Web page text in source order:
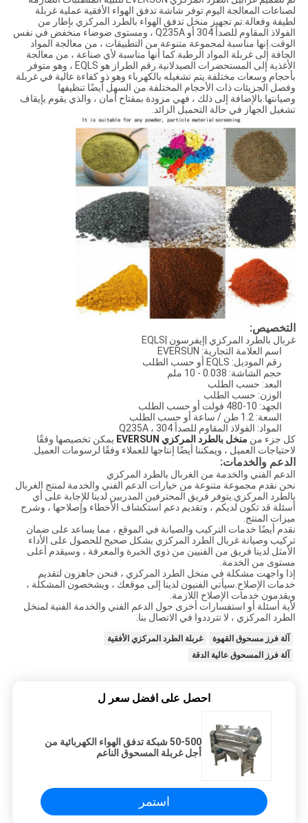
لصناعات المعالجة اليوم.توفر شاشة تدفق الهواء الأفقية عملية غربلة
لطيفة وفعالة.تم تجهيز منخل تدفق الهواء بالطرد المركزي بإطار من
الفولاذ المقاوم للصدأ 304 أو Q235A ، ومستوى ضوضاء منخفض في نفس
الوقت.إنها مناسبة لمجموعة متنوعة من التطبيقات ، من معالجة المواد
الجافة إلى غربلة المواد الرطبة.كما أنها مناسبة لأي صناعة ، من معالجة
الأغذية إلى المستحضرات الصيدلانية.رقم الطراز هو EQLS ، وهو متوفر
بأحجام وسعات مختلفة.يتم تشغيله بالكهرباء وهو ذو كفاءة عالية في غربلة
وفصل الجزيئات ذات الأحجام المختلفة.من السهل أيضًا تنظيفها
وصيانتها.بالإضافة إلى ذلك ، فهي مزودة بمفتاح أمان ، والذي يقوم بإيقاف
تشغيل الجهاز في حالة التحميل الزائد.
التخصيص:
غربال بالطرد المركزي |إيفرسون |EQLS
اسم العلامة التجارية: EVERSUN
رقم الموديل: EQLS أو حسب الطلب
حجم الشاشة: 0.038 - 10 ملم
البعد: حسب الطلب
الوزن: حسب الطلب
الجهد: 10-480 فولت أو حسب الطلب
السعة: 1.2 طن / ساعة أو حسب الطلب
المواد: الفولاذ المقاوم للصدأ 304 ، Q235A
كل جزء من منخل بالطرد المركزي EVERSUN
يمكن تخصيصها وفقًا
لاحتياجات العميل ، ويمكننا أيضًا إنتاجها للعملاء وفقًا لرسومات العميل.
الدعم والخدمات:
الدعم الفني والخدمة من الغربال بالطرد المركزي
نحن نقدم مجموعة متنوعة من خيارات الدعم الفني والخدمة لمنتج الغربال
بالطرد المركزي.يتوفر فريق المحترفين المدربين لدينا للإجابة على أي
أسئلة قد تكون لديكم ، وتقديم دعم استكشاف الأخطاء وإصلاحها ، وشرح
ميزات المنتج.
نقدم أيضًا خدمات التركيب والصيانة في الموقع ، مما يساعد على ضمان
تركيب وصيانة غربال الطرد المركزي بشكل صحيح للحصول على الأداء
الأمثل.لدينا فريق من الفنيين من ذوي الخبرة والمعرفة ، وسيقدم أعلى
مستوى من الخدمة.
إذا واجهت مشكلة في منخل الطرد المركزي ، فنحن جاهزون لتقديم
خدمات الإصلاح.سيأتي الفنيون لدينا إلى موقعك ، ويشخصون المشكلة ،
ويقدمون خدمات الإصلاح اللازمة.
لأية أسئلة أو استفسارات أخرى حول الدعم الفني والخدمة الفنية لمنخل
الطرد المركزي ، لا تترددوا في الاتصال بنا.
آلة فرز مسحوق القهوة
غربلة الطرد المركزي الأفقية
آلة فرز المسحوق عالية الدقة
احصل على افضل سعر ل
50-500 شبكة تدفق الهواء الكهربائية من
أجل غربلة المسحوق الناعم
استمر